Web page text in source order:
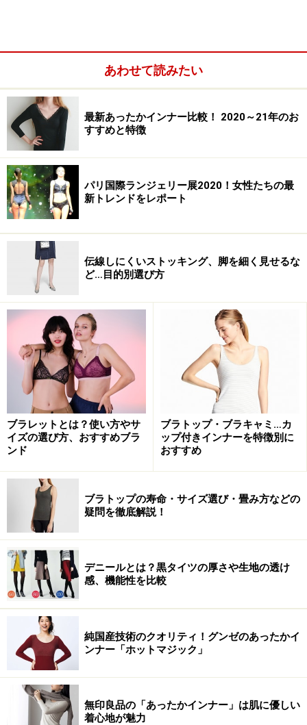
お気に入りのブラジャーを手洗いする
ブラジャーの洗濯表示は、ほとんどが手洗い表示になっ
ています。ブラジャーを手洗いするのは面倒に思います
が、お風呂に入った時に、一緒に下着も手洗いすると、
簡単に洗えます。
洗濯をする前に、パッドを外し、洗濯表示を確認します。
●洗濯の準備
ブラジャーを手洗いするとき、最初にカップ内のパッド
を取り外します。
ブラのホック部分についている洗濯表示を確認し、洗剤
を用意します。
ブラジャーは、繊細なレース、アンダーバストのワイヤ
い用の中性洗剤を使用します。
洗剤をとかして、泡立てます。
●洗剤を溶かして、泡立てる
30度くらいのぬるま湯に、適量の洗剤を入れて泡立てま
す。
あわせて読みたい
最新あったかインナー比較！ 2020～21年のお
すすめと特徴
パリ国際ランジェリー展2020！女性たちの最
新トレンドをレポート
伝線しにくいストッキング、脚を細く見せるな
ど…目的別選び方
ブラレットとは？使い方やサ
イズの選び方、おすすめブラ
ンド
ブラトップ・ブラキャミ…カ
ップ付きインナーを特徴別に
おすすめ
ブラトップの寿命・サイズ選び・畳み方などの
疑問を徹底解説！
デニールとは？黒タイツの厚さや生地の透け
感、機能性を比較
純国産技術のクオリティ！グンゼのあったかイ
ンナー「ホットマジック」
無印良品の「あったかインナー」は肌に優しい
着心地が魅力